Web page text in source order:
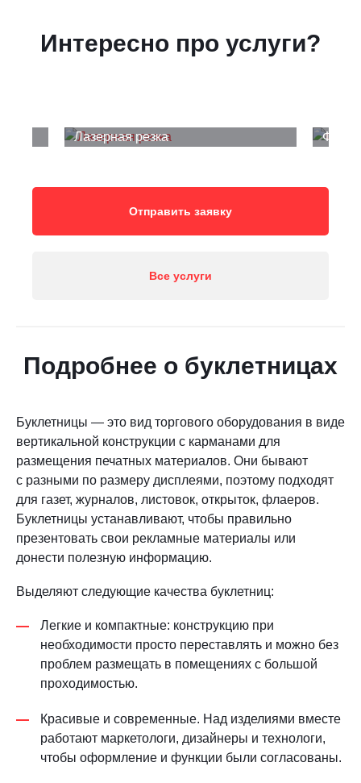
Интересно про услуги?
Лазерная резка
Отправить заявку
Все услуги
Подробнее о буклетницах
Буклетницы — это вид торгового оборудования в виде
вертикальной конструкции с карманами для
размещения печатных материалов. Они бывают
с разными по размеру дисплеями, поэтому подходят
для газет, журналов, листовок, открыток, флаеров.
Буклетницы устанавливают, чтобы правильно
презентовать свои рекламные материалы или
донести полезную информацию.
Выделяют следующие качества буклетниц:
Легкие и компактные: конструкцию при
необходимости просто переставлять и можно без
проблем размещать в помещениях с большой
проходимостью.
Красивые и современные. Над изделиями вместе
работают маркетологи, дизайнеры и технологи,
чтобы оформление и функции были согласованы.